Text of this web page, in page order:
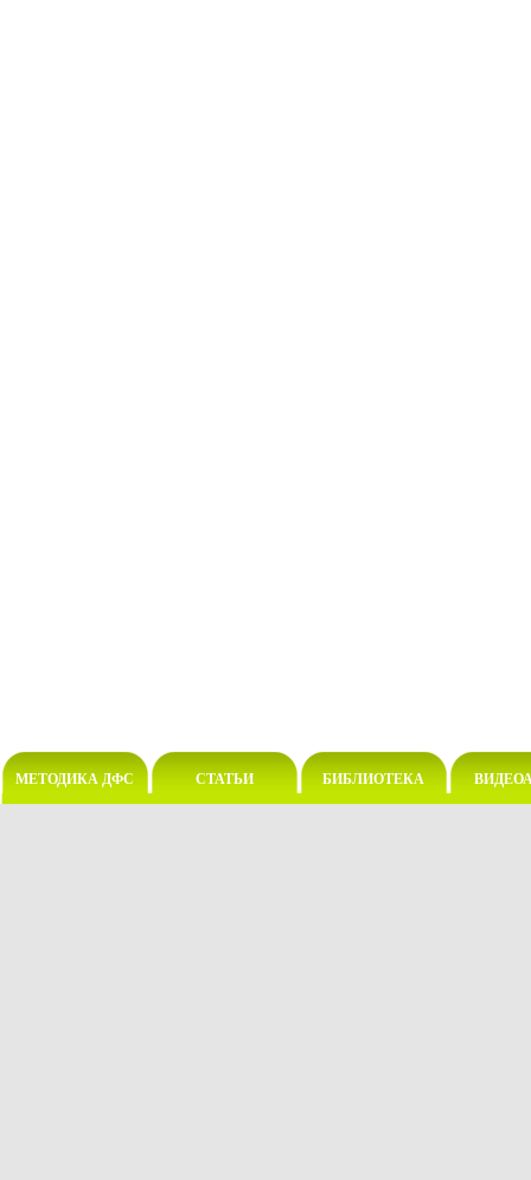
МЕТОДИКА ДФС СТАТЬИ БИБЛИОТЕКА